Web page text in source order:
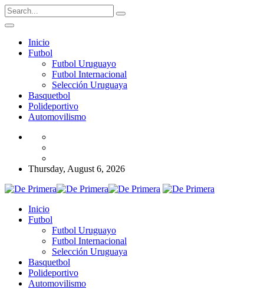
Inicio
Futbol
Futbol Uruguayo
Futbol Internacional
Selección Uruguaya
Basquetbol
Polideportivo
Automovilismo
Thursday, August 6, 2026
Inicio
Futbol
Futbol Uruguayo
Futbol Internacional
Selección Uruguaya
Basquetbol
Polideportivo
Automovilismo